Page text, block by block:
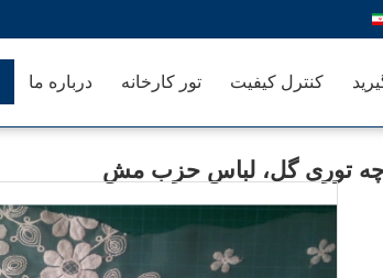
درباره ما تور کارخانه کنترل کیفیت
توری گل، لباس حزب مش